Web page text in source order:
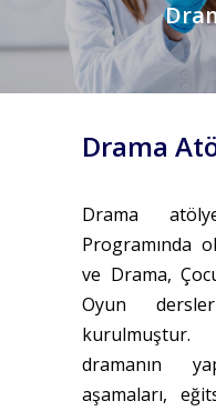
Drama
Drama
Programında
ve Drama,
Oyun
dramanın
aşamaları,